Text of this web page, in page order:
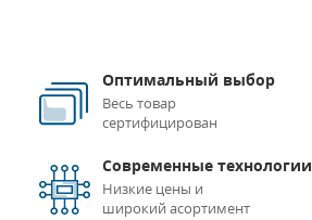
Оптимальный выбор
Весь товар
сертифицирован
Современные технологии
Низкие цены и
широкий асортимент